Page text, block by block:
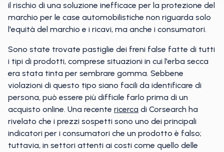
il rischio di una soluzione inefficace per la protezione del
marchio per le case automobilistiche non riguarda solo
l'equità del marchio e i ricavi, ma anche i consumatori.
Sono state trovate pastiglie dei freni false fatte di tutti
i tipi di prodotti, comprese situazioni in cui l'erba secca
era stata tinta per sembrare gomma. Sebbene
violazioni di questo tipo siano facili da identificare di
persona, può essere più difficile farlo prima di un
acquisto online. Una recente ricerca di Corsearch ha
rivelato che i prezzi sospetti sono uno dei principali
indicatori per i consumatori che un prodotto è falso;
tuttavia, in settori attenti ai costi come quello delle